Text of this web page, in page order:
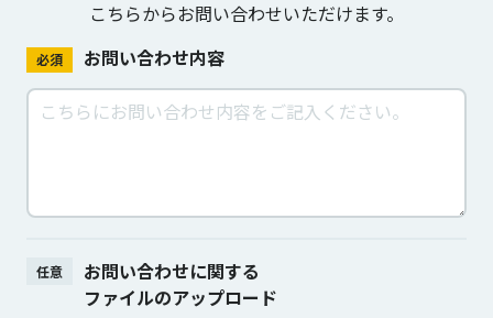
こちらからお問い合わせいただけます。
必須 お問い合わせ内容
任意
お問い合わせに関する
ファイルのアップロード